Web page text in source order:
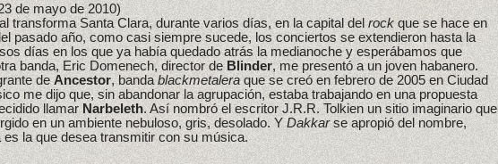
de mayo de 2010)
transforma Santa Clara, durante varios días, en la capital delrockque se hace en
pasado año, como casi siempre sucede, los conciertos se extendieron hasta la
días en los que ya había quedado atrás la medianoche y esperábamos que
banda, Eric Domenech, director deBlinder, me presentó a un joven habanero.
deAncestor, banda blackmetaleraque se creó en febrero de 2005 en Ciudad
me dijo que, sin abandonar la agrupación, estaba trabajando en una propuesta
llamar Narbeleth. Así nombró el escritor J.R.R. Tolkien un sitio imaginario que
en un ambiente nebuloso, gris, desolado. Y Dakkarse apropió del nombre,
la que desea transmitir con su música.